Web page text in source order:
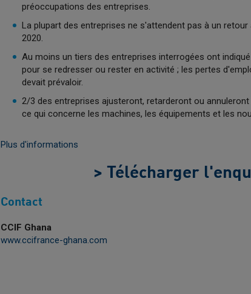
préoccupations des entreprises.
La plupart des entreprises ne s'attendent pas à un
2020.
Au moins un tiers des entreprises interrogées ont
pour se redresser ou rester en activité ; les pertes
devait prévaloir.
2/3 des entreprises ajusteront, retarderont ou
ce qui concerne les machines, les équipements et les
Plus d'informations
> Télécharger
Contact
CCIF Ghana
www.ccifrance-ghana.com